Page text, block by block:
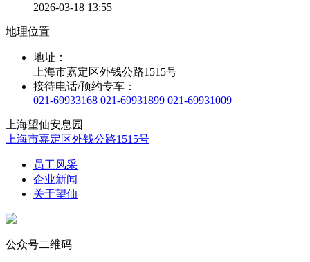
2026-03-18 13:55
地理位置
地址：
上海市嘉定区外钱公路1515号
接待电话/预约专车：
021-69933168 021-69931899 021-69931009
上海望仙安息园
上海市嘉定区外钱公路1515号
员工风采
企业新闻
关于望仙
公众号二维码